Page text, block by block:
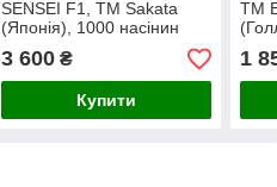
SENSEI F1, ТМ Sakata
(Японія), 1000 насінин
3 600₴
Купити
ТМ
1